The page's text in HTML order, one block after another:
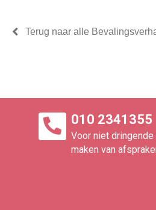
Terug naar alle
010 2341355
Voor niet dringende
maken van